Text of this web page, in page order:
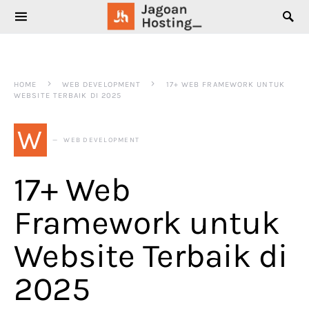
SEARCH FOR:
HOME WEB DEVELOPMENT
17+ WEB FRAMEWORK UNTUK
WEBSITE TERBAIK DI 2025
W WEB DEVELOPMENT
17+ Web
Framework untuk
Website Terbaik di
2025